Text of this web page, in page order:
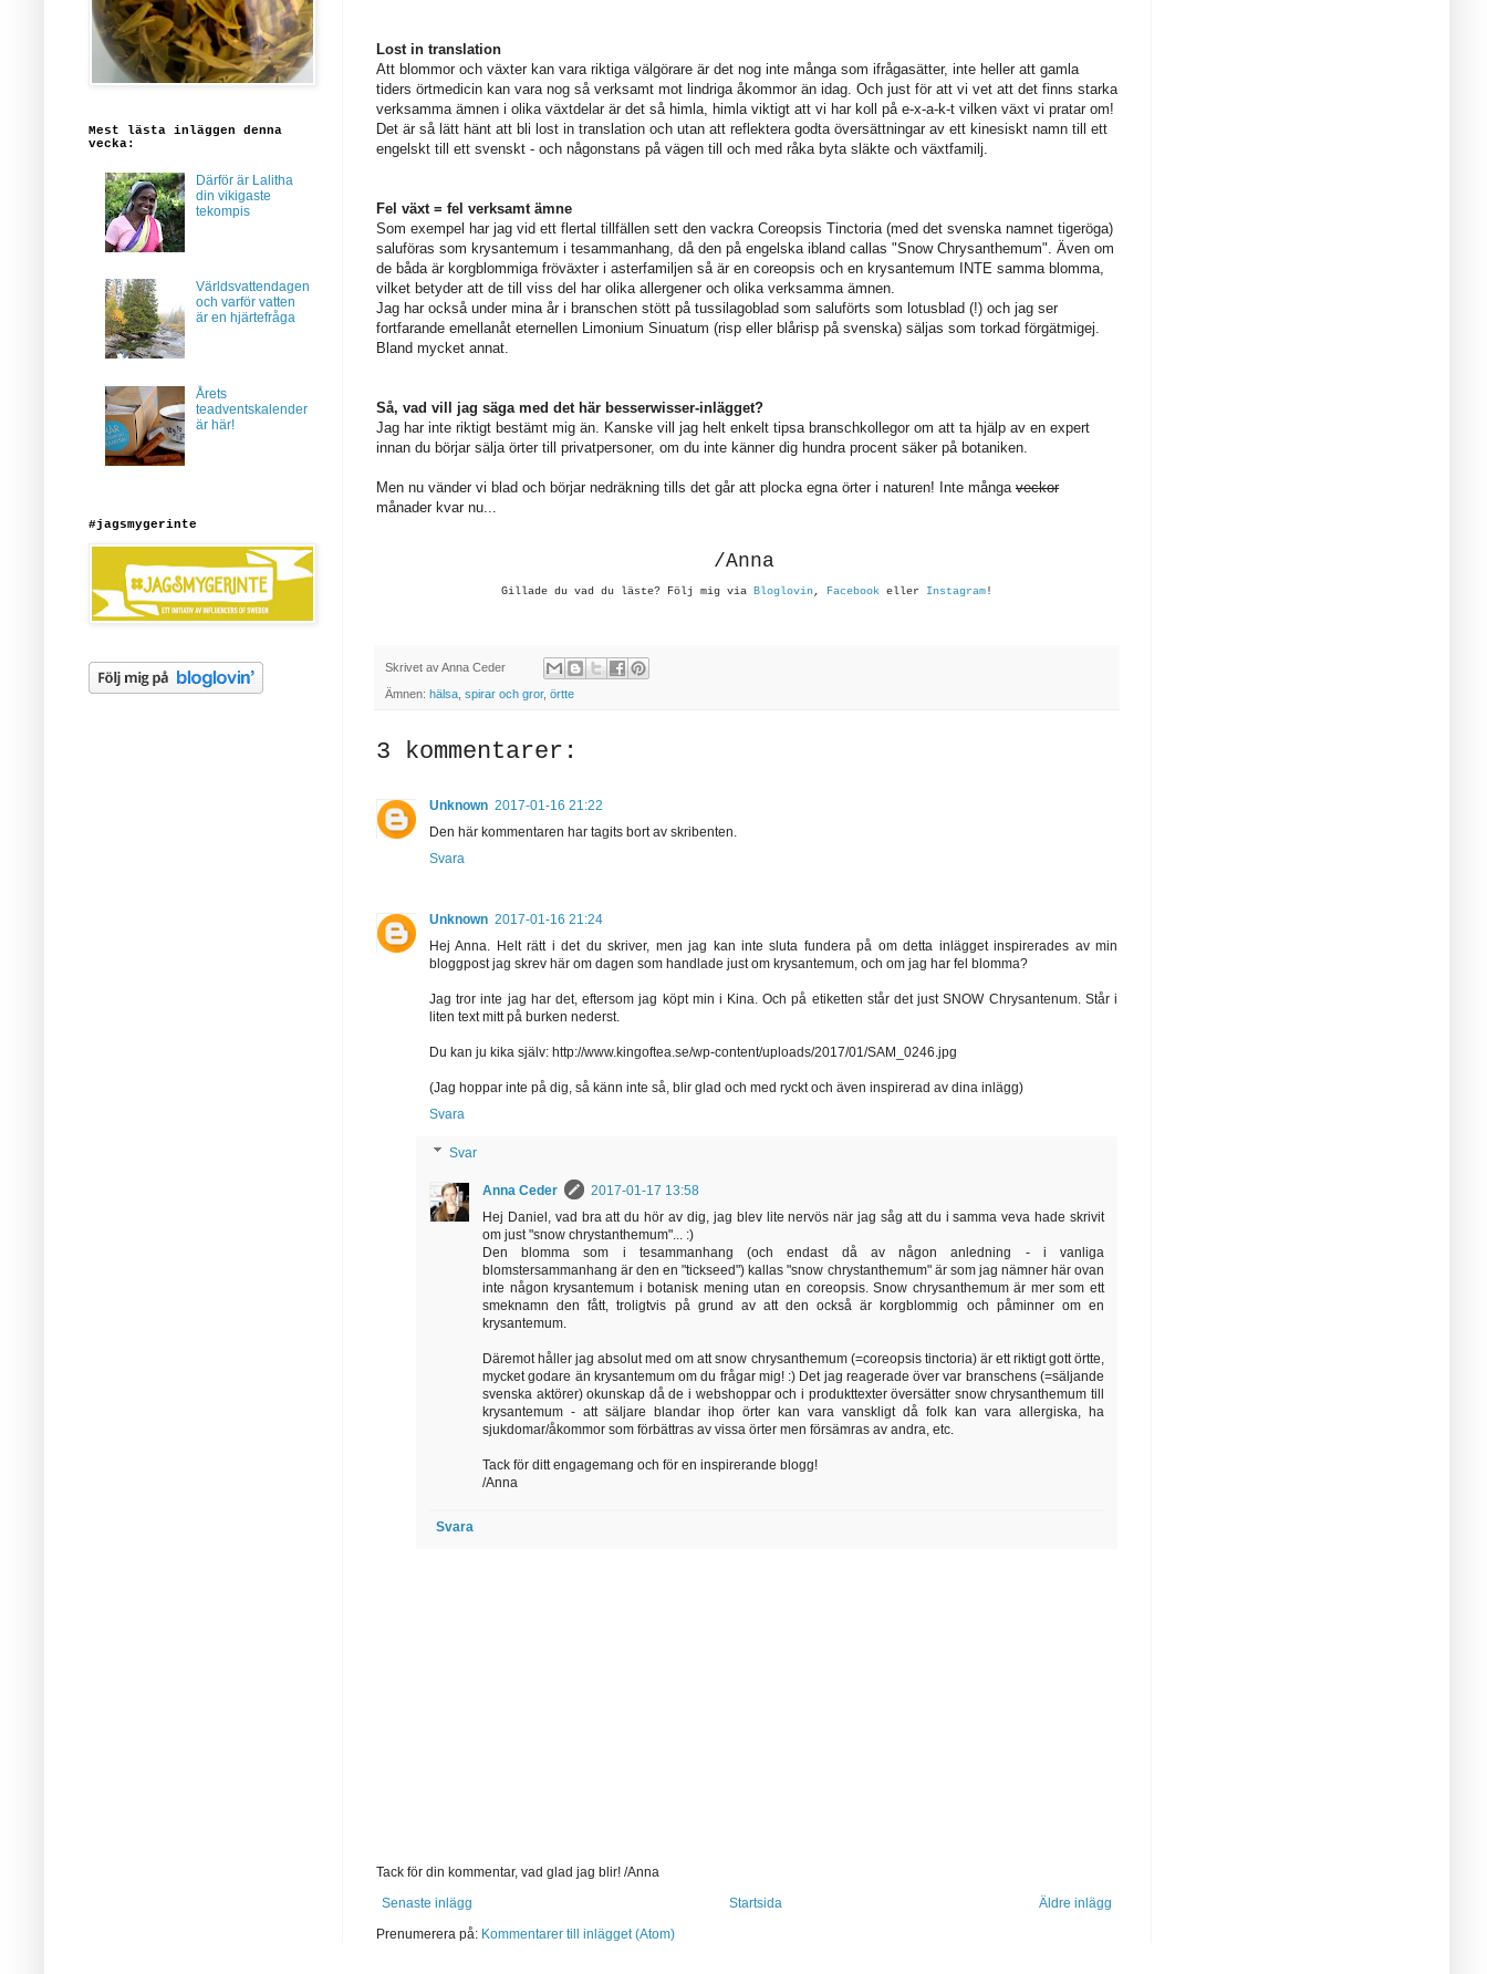
Lost in translation
Att blommor och växter kan vara riktiga välgörare är det nog inte många som ifrågasätter, inte heller att gamla
tiders örtmedicin kan vara nog så verksamt mot lindriga åkommor än idag. Och just för att vi vet att det finns starka
verksamma ämnen i olika växtdelar är det så himla, himla viktigt att vi har koll på e-x-a-k-t vilken växt vi pratar om!
Det är så lätt hänt att bli lost in translation och utan att reflektera godta översättningar av ett kinesiskt namn till ett
engelskt till ett svenskt - och någonstans på vägen till och med råka byta släkte och växtfamilj.
Fel växt = fel verksamt ämne
Som exempel har jag vid ett flertal tillfällen sett den vackra Coreopsis Tinctoria (med det svenska namnet tigeröga)
saluföras som krysantemum i tesammanhang, då den på engelska ibland callas "Snow Chrysanthemum". Även om
de båda är korgblommiga fröväxter i asterfamiljen så är en coreopsis och en krysantemum INTE samma blomma,
vilket betyder att de till viss del har olika allergener och olika verksamma ämnen.
Jag har också under mina år i branschen stött på tussilagoblad som saluförts som lotusblad (!) och jag ser
fortfarande emellanåt eternellen Limonium Sinuatum (risp eller blårisp på svenska) säljas som torkad förgätmigej.
Bland mycket annat.
Så, vad vill jag säga med det här besserwisser-inlägget?
Jag har inte riktigt bestämt mig än. Kanske vill jag helt enkelt tipsa branschkollegor om att ta hjälp av en expert
innan du börjar sälja örter till privatpersoner, om du inte känner dig hundra procent säker på botaniken.
Men nu vänder vi blad och börjar nedräkning tills det går att plocka egna örter i naturen! Inte många veckor
månader kvar nu...
/Anna
Gillade du vad du läste? Följ mig via Bloglovin, Facebook eller Instagram!
Skrivet avAnna Ceder
Ämnen: hälsa spirar och gror, örtte
3 kommentarer:
Unknown 2017-01-16 21:22
Den här kommentaren har tagits bort av skribenten.
Svara
Unknown 2017-01-16 21:24
Hej Anna. Helt rätt i det du skriver, men jag kan inte sluta fundera på om detta inlägget inspirerades av min
bloggpost jag skrev här om dagen som handlade just om krysantemum, och om jag har fel blomma?
Jag tror inte jag har det, eftersom jag köpt min i Kina. Och på etiketten står det just SNOW Chrysantenum. Står i
liten text mitt på burken nederst.
Du kan ju kika själv: http://www.kingoftea.se/wp-content/uploads/2017/01/SAM_0246.jpg
(Jag hoppar inte på dig, så känn inte så, blir glad och med ryckt och även inspirerad av dina inlägg)
Svara
Svar
Anna Ceder
2017-01-17 13:58
Hej Daniel, vad bra att du hör av dig, jag blev lite nervös när jag såg att du i samma veva hade skrivit
om just "snow chrystanthemum"... :)
Den blomma som i tesammanhang (och endast då av någon anledning - i vanliga
blomstersammanhang är den en "tickseed") kallas "snow chrystanthemum" är som jag nämner här ovan
inte någon krysantemum i botanisk mening utan en coreopsis. Snow chrysanthemum är mer som ett
smeknamn den fått, troligtvis på grund av att den också är korgblommig och påminner om en
krysantemum.
Däremot håller jag absolut med om att snow chrysanthemum (=coreopsis tinctoria) är ett riktigt gott örtte,
mycket godare än krysantemum om du frågar mig! :) Det jag reagerade över var branschens (=säljande
svenska aktörer) okunskap då de i webshoppar och i produkttexter översätter snow chrysanthemum till
krysantemum - att säljare blandar ihop örter kan vara vanskligt då folk kan vara allergiska, ha
sjukdomar/åkommor som förbättras av vissa örter men försämras av andra, etc.
Tack för ditt engagemang och för en inspirerande blogg!
/Anna
Svara
Tack för din kommentar, vad glad jag blir! /Anna
Senaste inlägg
Äldre inlägg
Startsida
Prenumerera på: Kommentarer till inlägget (Atom)
Mest lästa inläggen denna
vecka:
Därför är Lalitha
din vikigaste
tekompis
Världsvattendagen
och varför vatten
är en hjärtefråga
Årets
teadventskalender
är här!
#jagsmygerinte